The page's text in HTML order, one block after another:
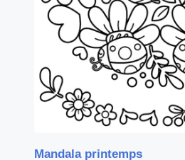
Mandala printemps